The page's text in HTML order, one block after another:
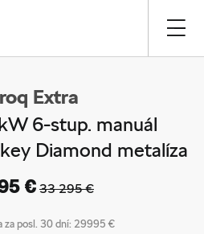
Extra
6-stup. manuál
Diamond metalíza
€ 33 295 €
za posl. 30 dní: 29995 €